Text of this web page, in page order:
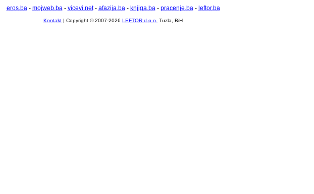
eros.ba- mojweb.ba- vicevi.net- afazija.ba- knjiga.ba- pracenje.ba- leftor.ba
Kontakt | Copyright © 2007-2026 LEFTOR d.o.o. Tuzla, BiH